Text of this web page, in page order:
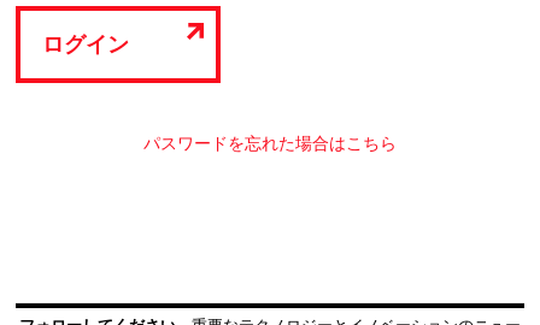
ログイン
パスワードを忘れた場合はこちら